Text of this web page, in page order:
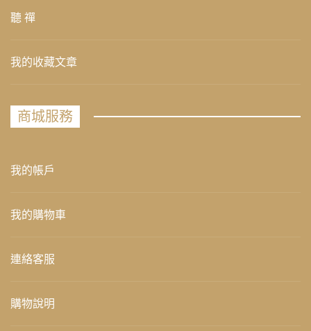
聽 禪
我的收藏文章
商城服務
我的帳戶
我的購物車
連絡客服
購物說明